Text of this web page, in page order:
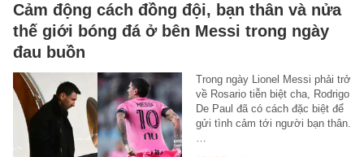
Cảm động cách đồng đội, bạn thân và nửa
thế giới bóng đá ở bên Messi trong ngày
đau buồn
Trong ngày Lionel Messi phải trở
về Rosario tiễn biệt cha, Rodrigo
De Paul đã có cách đặc biệt để
gửi tình cảm tới người bạn thân.
…